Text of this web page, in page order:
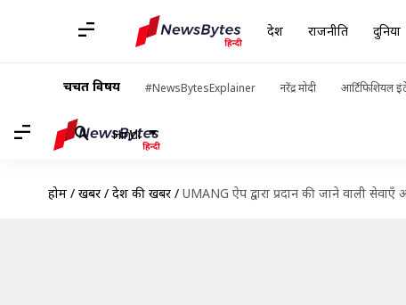
देश राजनीति दुनिया
चर्चित विषय #NewsBytesExplainer नरेंद्र मोदी आर्टिफिशियल
Hindi
होम / खबरें / देश की खबरें / UMANG ऐप द्वारा प्रदान की जाने वाली